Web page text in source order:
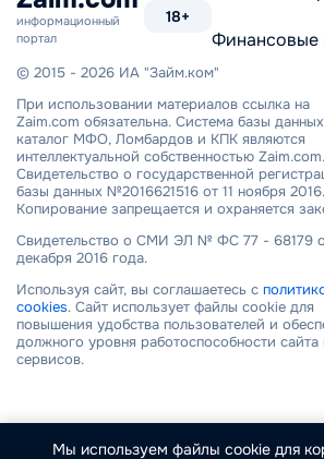
информационный
портал
18+
Финансовые
© 2015 - 2026 ИА "Займ.ком"
При использовании материалов ссылка на
Zaim.com обязательна. Система базы
каталог МФО, Ломбардов и КПК являются
интеллектуальной собственностью Zaim.com.
Свидетельство о государственной
базы данных №2016621516 от 11 ноября 2016.
Копирование запрещается и охраняется
Свидетельство о СМИ ЭЛ № ФС 77 - 68179
декабря 2016 года.
Используя сайт, вы соглашаетесь с
cookies. Сайт использует файлы cookie для
повышения удобства пользователей и
должного уровня работоспособности сайта
сервисов.
Мы используем файлы cookie для